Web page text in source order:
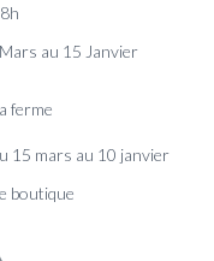
au 15 Janvier
ferme
15 mars au 10 janvier
boutique